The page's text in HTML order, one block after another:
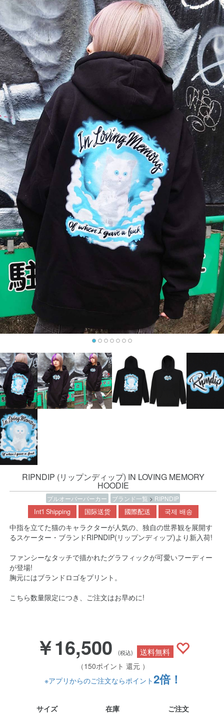
RIPNDIP (リップンディップ) IN LOVING MEMORY
HOODIE
プルオーバーパーカー ブランド一覧 > RIPNDIP
Int'l Shipping 国际送货 國際配送 국제 배송
中指を立てた猫のキャラクターが人気の、独自の世界観を展開す
るスケーター・ブランドRIPNDIP(リップンディップ)より新入荷!
ファンシーなタッチで描かれたグラフィックが可愛いフーディー
が登場!
胸元にはブランドロゴをプリント。
こちら数量限定につき、ご注文はお早めに!
￥16,500 (税込) 送料無料
（150ポイント 還元 ）
※アプリからのご注文ならポイント2倍！
サイズ 在庫
ご注文